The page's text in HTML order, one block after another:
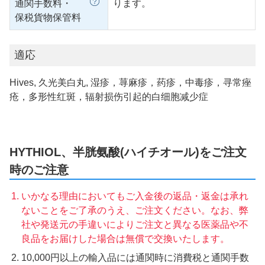
通関手数料・
保税貨物保管料
ります。
適応
Hives, 久光美白丸, 湿疹，荨麻疹，药疹，中毒疹，寻常痤
疮，多形性红斑，辐射损伤引起的白细胞减少症
HYTHIOL、半胱氨酸(ハイチオール)をご注文
時のご注意
いかなる理由においてもご入金後の返品・返金は承れ
ないことをご了承のうえ、ご注文ください。なお、弊
社や発送元の手違いによりご注文と異なる医薬品や不
良品をお届けした場合は無償で交換いたします。
10,000円以上の輸入品には通関時に消費税と通関手数